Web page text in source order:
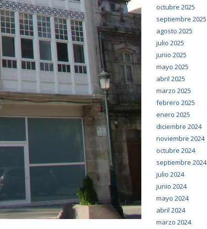
octubre 2025
septiembre 2025
agosto 2025
julio 2025
junio 2025
mayo 2025
abril 2025
marzo 2025
febrero 2025
enero 2025
diciembre 2024
noviembre 2024
octubre 2024
septiembre 2024
julio 2024
junio 2024
mayo 2024
abril 2024
marzo 2024